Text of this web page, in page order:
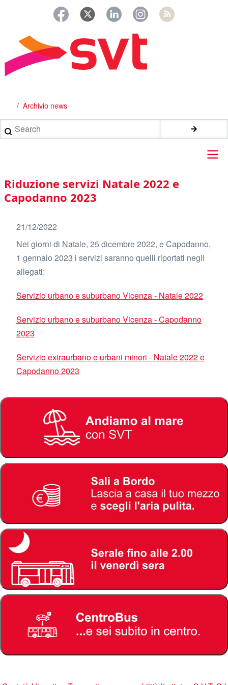
principale
Briciole
di
pane
Archivio news
Search
Main
navigation
Riduzione servizi Natale 2022 e
Capodanno 2023
21/12/2022
Nei giorni di Natale, 25 dicembre 2022, e Capodanno,
1 gennaio 2023 i servizi saranno quelli riportati negli
allegati:
Servizio urbano e suburbano Vicenza - Natale 2022
Servizio urbano e suburbano Vicenza - Capodanno
2023
Servizio extraurbano e urbani minori - Natale 2022 e
Capodanno 2023